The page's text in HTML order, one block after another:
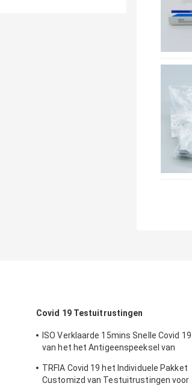
Covid 19 Testuitrustingen
ISO Verklaarde 15mins Snelle Covid 19
van het het Antigeenspeeksel van
Sensitivity
TRFIA Covid 19 het Individuele Pakket
Customizd van Testuitrustingen voor